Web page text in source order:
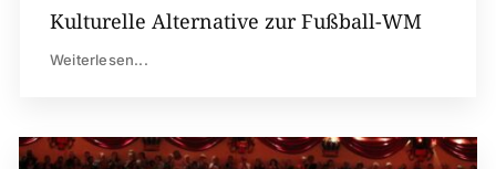
Kulturelle Alternative zur Fußball-WM
Weiterlesen...